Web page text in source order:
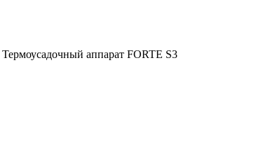
аппарат FORTE S3